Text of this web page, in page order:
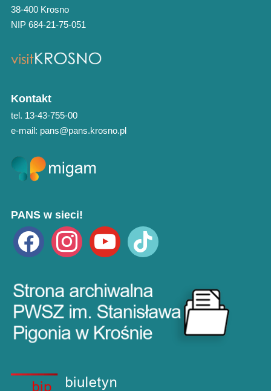
38-400 Krosno
NIP 684-21-75-051
Kontakt
tel. 13-43-755-00
e-mail: pans@pans.krosno.pl
PANS w sieci!
facebook instagram youtube tiktok